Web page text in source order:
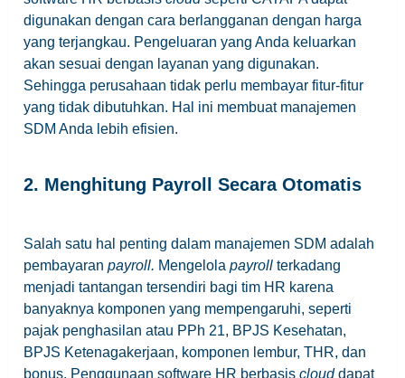
digunakan dengan cara berlangganan dengan harga
yang terjangkau. Pengeluaran yang Anda keluarkan
akan sesuai dengan layanan yang digunakan.
Sehingga perusahaan tidak perlu membayar fitur-fitur
yang tidak dibutuhkan. Hal ini membuat manajemen
SDM Anda lebih efisien.
2. Menghitung Payroll Secara Otomatis
Salah satu hal penting dalam manajemen SDM adalah
pembayaran payroll. Mengelola payroll terkadang
menjadi tantangan tersendiri bagi tim HR karena
banyaknya komponen yang mempengaruhi, seperti
pajak penghasilan atau PPh 21, BPJS Kesehatan,
BPJS Ketenagakerjaan, komponen lembur, THR, dan
bonus. Penggunaan software HR berbasis clouddapat